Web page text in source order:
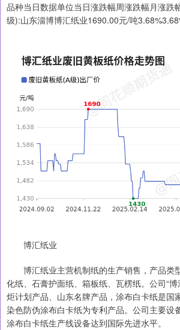
品种当日数据单位当日涨跌幅周涨跌幅月涨跌
级):山东淄博博汇纸业1690.00元/吨
博汇纸业
博汇纸业主营机制纸的生产销售，产品类
化纸、石膏护面纸、箱板纸、瓦楞纸。公司“博
炬计划产品、山东名牌产品，涂布白卡纸是国
染色防伪涂布白卡纸为专利产品。公司主要设
涂布白卡纸生产线设备达到国际先进水平。